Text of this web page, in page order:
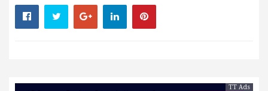
TT Ads